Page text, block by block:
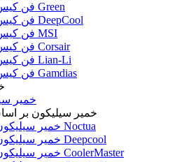
فن کیس Green
فن کیس DeepCool
فن کیس MSI
فن کیس Corsair
فن کیس Lian-Li
فن کیس Gamdias
خمیر
خمیر سیلیکون بر
خمیر سیلیکون Noctua
خمیر سیلیکون Deepcool
خمیر سیلیکون CoolerMaster